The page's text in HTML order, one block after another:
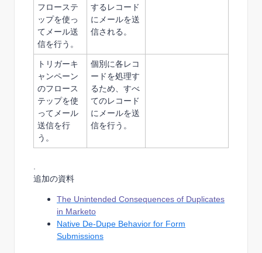
フローステ
ップを使っ
てメール送
信を行う。
するレコード
にメールを送
信される。
トリガーキ
ャンペーン
のフロース
テップを使
ってメール
送信を行
う。
個別に各レコ
ードを処理す
るため、すべ
てのレコード
にメールを送
信を行う。
追加の資料
The Unintended Consequences of Duplicates
in Marketo
Native De-Dupe Behavior for Form
Submissions